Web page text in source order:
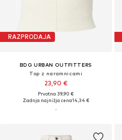
RAZPRODAJA
BDG URBAN OUTFITTERS
Top z naramnicami
23,90 €
Prvotno: 39,90 €
Zadnja najnižja cena14,34 €